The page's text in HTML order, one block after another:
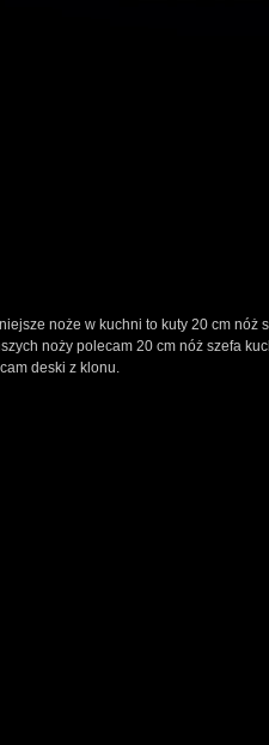
noże w kuchni to kuty 20 cm nóż
noży polecam 20 cm nóż szefa
deski z klonu.